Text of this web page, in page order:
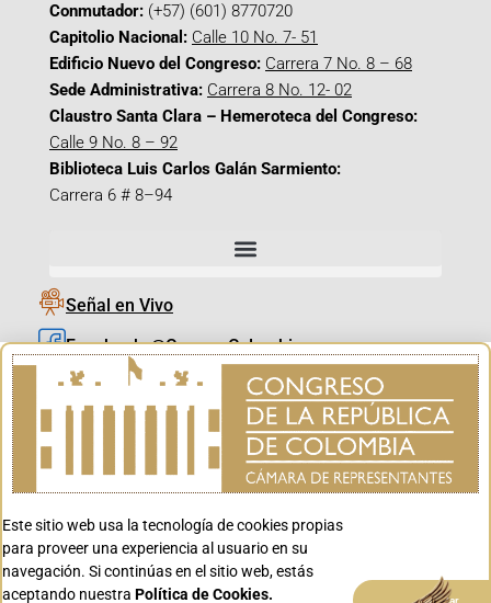
Conmutador: (+57) (601) 8770720
Capitolio Nacional: Calle 10 No. 7- 51
Edificio Nuevo del Congreso: Carrera 7 No. 8 – 68
Sede Administrativa: Carrera 8 No. 12- 02
Claustro Santa Clara – Hemeroteca del Congreso:
Calle 9 No. 8 – 92
Biblioteca Luis Carlos Galán Sarmiento:
Carrera 6 # 8–94
Señal en Vivo
Facebook_@CamaraColombia
Instagram_@CamaraColombia
X_@CamaraColombia
Youtube_@CamaraColombia
Youtube_@CanalCongreso
Este sitio web usa la tecnología de cookies propias
para proveer una experiencia al usuario en su
navegación. Si continúas en el sitio web, estás
aceptando nuestra Política de Cookies. Aceptar